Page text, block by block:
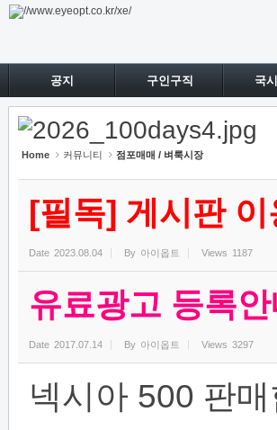
공지 구인구직 국
Home 커뮤니티 점포매매 / 벼룩시장
[필독] 게시판 이
Date 2023.08.04 By 아이옵트 Views 1187
유료광고 등록안
Date 2017.07.14 By 아이옵트 Views 3297
넥시아 500 판